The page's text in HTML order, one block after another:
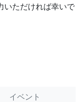
いただければ幸いで
イベント